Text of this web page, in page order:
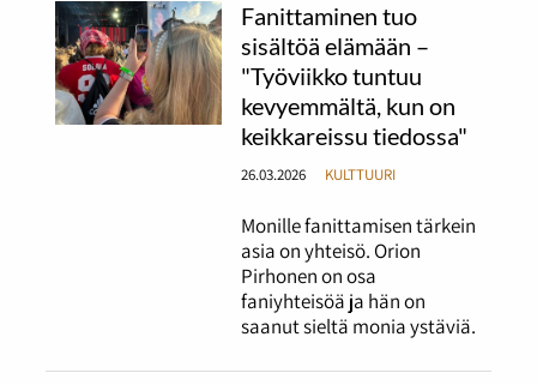
Fanittaminen tuo
sisältöä elämään –
"Työviikko tuntuu
kevyemmältä, kun on
keikkareissu tiedossa"
26.03.2026 KULTTUURI
Monille fanittamisen tärkein
asia on yhteisö. Orion
Pirhonen on osa
faniyhteisöä ja hän on
saanut sieltä monia ystäviä.